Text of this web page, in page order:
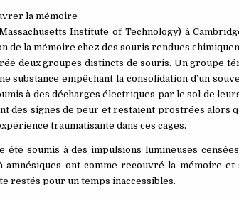
la mémoire
Institute of Technology) à
de la mémoire chez des souris rendues
deux groupes distincts de souris. Un groupe
substance empêchant la consolidation d’un
à des décharges électriques par le sol de
des signes de peur et restaient prostrées alors
traumatisante dans ces cages.
soumis à des impulsions lumineuses
amnésiques ont comme recouvré la mémoire
restés pour un temps inaccessibles.